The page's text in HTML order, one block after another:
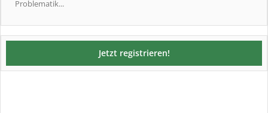
Problematik...
Jetzt registrieren!